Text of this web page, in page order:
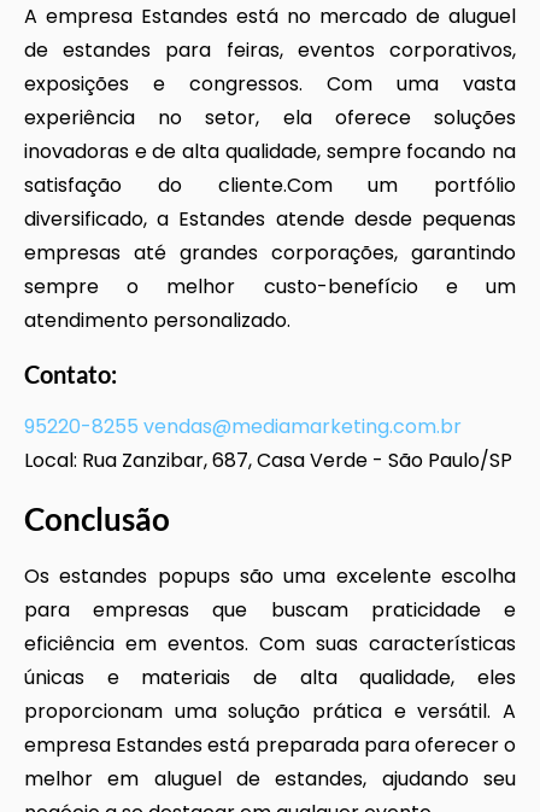
A empresa Estandes está no mercado de aluguel
de estandes para feiras, eventos corporativos,
exposições e congressos. Com uma vasta
experiência no setor, ela oferece soluções
inovadoras e de alta qualidade, sempre focando na
satisfação do cliente.Com um portfólio
diversificado, a Estandes atende desde pequenas
empresas até grandes corporações, garantindo
sempre o melhor custo-benefício e um
atendimento personalizado.
Contato:
95220-8255 vendas@mediamarketing.com.br
Local: Rua Zanzibar, 687, Casa Verde - São Paulo/SP
Conclusão
Os estandes popups são uma excelente escolha
para empresas que buscam praticidade e
eficiência em eventos. Com suas características
únicas e materiais de alta qualidade, eles
proporcionam uma solução prática e versátil. A
empresa Estandes está preparada para oferecer o
melhor em aluguel de estandes, ajudando seu